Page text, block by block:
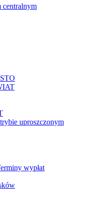
centralnym
uproszczonym
wypłat